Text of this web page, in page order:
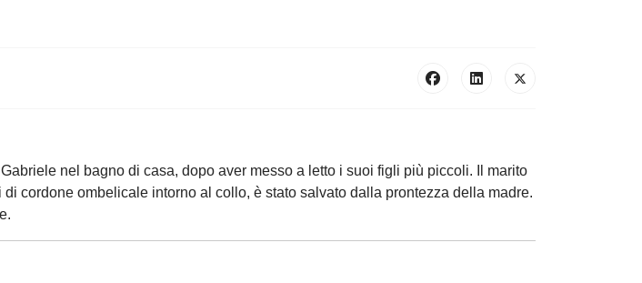
nel bagno di casa, dopo aver messo a letto i suoi figli più piccoli. Il marito
cordone ombelicale intorno al collo, è stato salvato dalla prontezza della madre.